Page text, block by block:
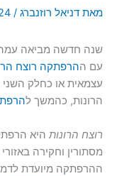
מאת דניאל רוזנברג /
שנה חדשה מביאה עמה
עם ההרפתקה רוצח
עצמאית או כחלק
הרונות, כהמשך ל
רוצח הרונות היא
מסתורין וחקירה
ההרפתקה מיועדת